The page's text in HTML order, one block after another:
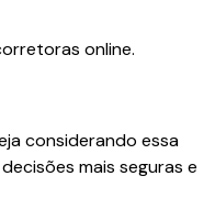
online.
considerando essa
mais seguras e